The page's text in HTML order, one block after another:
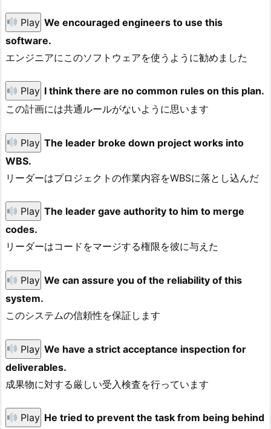
Play We encouraged engineers to use this
software.
エンジニアにこのソフトウェアを使うように勧めました
Play I think there are no common rules on this plan.
この計画には共通ルールがないように思います
Play The leader broke down project works into
WBS.
リーダーはプロジェクトの作業内容をWBSに落とし込んだ
Play The leader gave authority to him to merge
codes.
リーダーはコードをマージする権限を彼に与えた
Play We can assure you of the reliability of this
system.
このシステムの信頼性を保証します
Play We have a strict acceptance inspection for
deliverables.
成果物に対する厳しい受入検査を行っています
Play He tried to prevent the task from being behind